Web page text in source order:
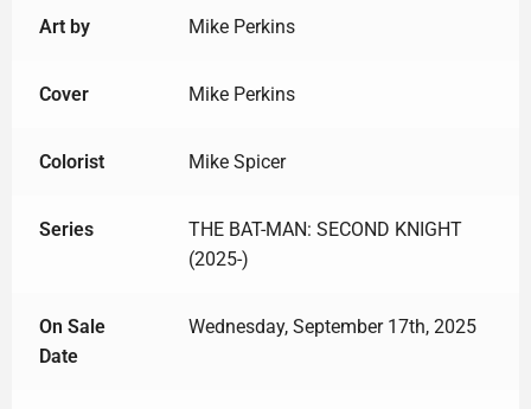
Art by Mike Perkins
Cover Mike Perkins
Colorist Mike Spicer
Series
THE BAT-MAN: SECOND KNIGHT
(2025-)
On Sale
Date
Wednesday, September 17th, 2025